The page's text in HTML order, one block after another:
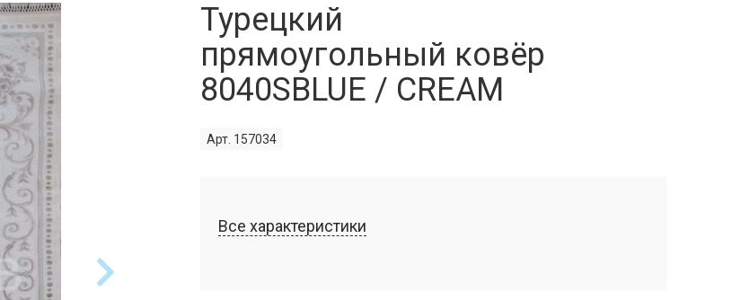
Турецкий
прямоугольный ковёр
8040SBLUE / CREAM
Арт. 157034
Все характеристики